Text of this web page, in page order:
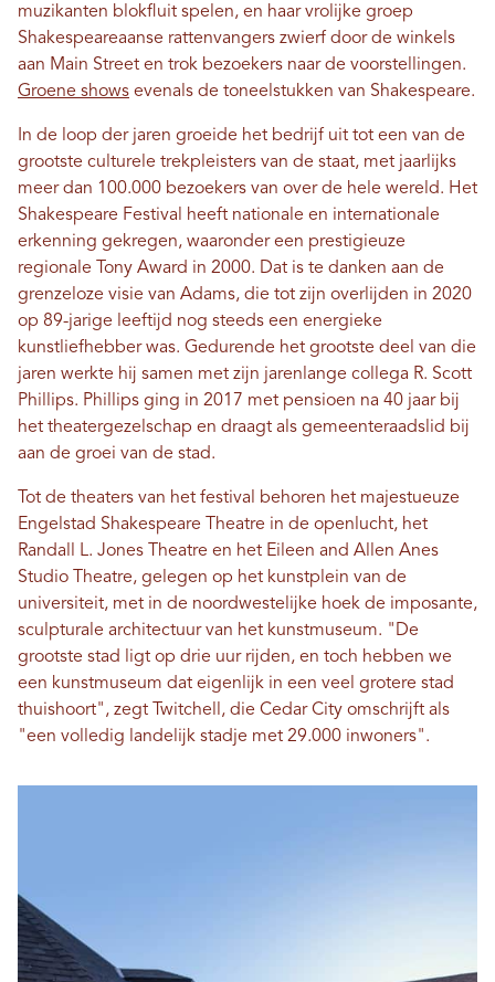
muzikanten blokfluit spelen, en haar vrolijke groep
Shakespeareaanse rattenvangers zwierf door de winkels
aan Main Street en trok bezoekers naar de voorstellingen.
Groene shows evenals de toneelstukken van Shakespeare.
In de loop der jaren groeide het bedrijf uit tot een van de
grootste culturele trekpleisters van de staat, met jaarlijks
meer dan 100.000 bezoekers van over de hele wereld. Het
Shakespeare Festival heeft nationale en internationale
erkenning gekregen, waaronder een prestigieuze
regionale Tony Award in 2000. Dat is te danken aan de
grenzeloze visie van Adams, die tot zijn overlijden in 2020
op 89-jarige leeftijd nog steeds een energieke
kunstliefhebber was. Gedurende het grootste deel van die
jaren werkte hij samen met zijn jarenlange collega R. Scott
Phillips. Phillips ging in 2017 met pensioen na 40 jaar bij
het theatergezelschap en draagt ​​als gemeenteraadslid bij
aan de groei van de stad.
Tot de theaters van het festival behoren het majestueuze
Engelstad Shakespeare Theatre in de openlucht, het
Randall L. Jones Theatre en het Eileen and Allen Anes
Studio Theatre, gelegen op het kunstplein van de
universiteit, met in de noordwestelijke hoek de imposante,
sculpturale architectuur van het kunstmuseum. "De
grootste stad ligt op drie uur rijden, en toch hebben we
een kunstmuseum dat eigenlijk in een veel grotere stad
thuishoort", zegt Twitchell, die Cedar City omschrijft als
"een volledig landelijk stadje met 29.000 inwoners".